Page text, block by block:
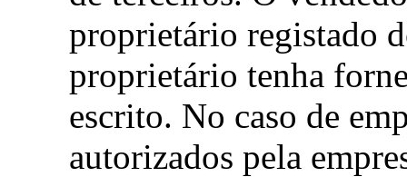
proprietário registado
proprietário tenha
escrito. No caso de
autorizados pela